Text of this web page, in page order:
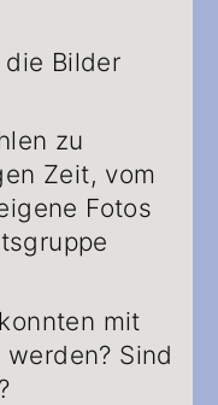
Bilder
zu
Zeit, vom
Fotos
mit
Sind